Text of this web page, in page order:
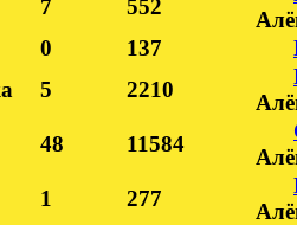
7 552
0 137
5 2210
48 11584
1 277